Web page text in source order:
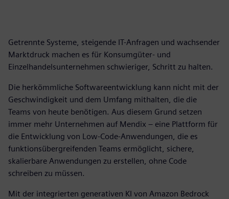
Getrennte Systeme, steigende IT-Anfragen und wachsender
Marktdruck machen es für Konsumgüter- und
Einzelhandelsunternehmen schwieriger, Schritt zu halten.
Die herkömmliche Softwareentwicklung kann nicht mit der
Geschwindigkeit und dem Umfang mithalten, die die
Teams von heute benötigen. Aus diesem Grund setzen
immer mehr Unternehmen auf Mendix – eine Plattform für
die Entwicklung von Low-Code-Anwendungen, die es
funktionsübergreifenden Teams ermöglicht, sichere,
skalierbare Anwendungen zu erstellen, ohne Code
schreiben zu müssen.
Mit der integrierten generativen KI von Amazon Bedrock